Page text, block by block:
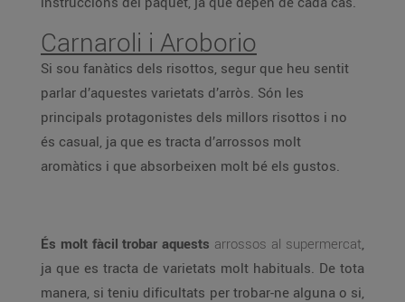
Carnaroli i Aroborio
Si sou fanàtics dels risottos, segur que heu sentit
parlar d’aquestes varietats d’arròs. Són les
principals protagonistes dels millors risottos i no
és casual, ja que es tracta d’arrossos molt
aromàtics i que absorbeixen molt bé els gustos.
És molt fàcil trobar aquests arrossos al supermercat,
ja que es tracta de varietats molt habituals. De tota
manera, si teniu dificultats per trobar-ne alguna o si,